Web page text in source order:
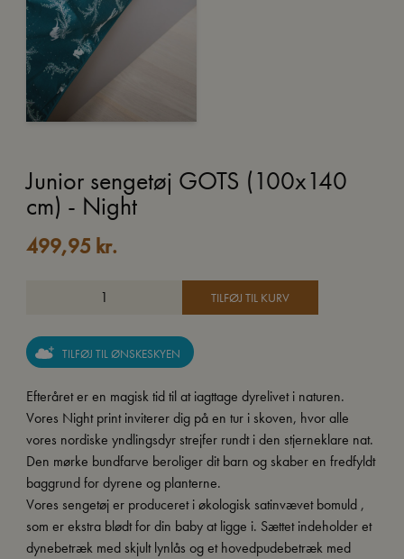
Junior sengetøj GOTS (100x140
cm) - Night
499,95 kr.
TILFØJ TIL KURV
TILFØJ TIL ØNSKESKYEN
Efteråret er en magisk tid til at iagttage dyrelivet i naturen.
Vores Night print inviterer dig på en tur i skoven, hvor alle
vores nordiske yndlingsdyr strejfer rundt i den stjerneklare nat.
Den mørke bundfarve beroliger dit barn og skaber en fredfyldt
baggrund for dyrene og planterne.
Vores sengetøj er produceret i økologisk satinvævet bomuld ,
som er ekstra blødt for din baby at ligge i. Sættet indeholder et
dynebetræk med skjult lynlås og et hovedpudebetræk med